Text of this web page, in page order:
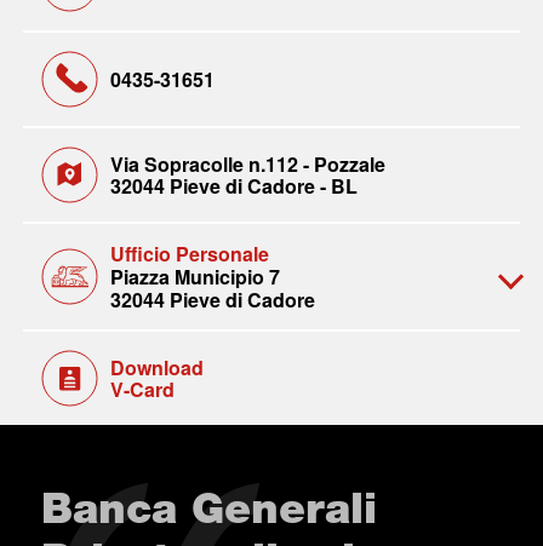
0435-31651
Via Sopracolle n.112 - Pozzale
32044 Pieve di Cadore - BL
Ufficio Personale
Piazza Municipio 7
32044 Pieve di Cadore
Download
V-Card
Banca Generali